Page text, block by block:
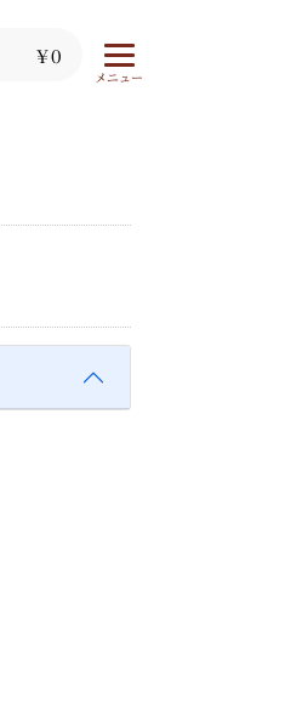
￥0
メニュー